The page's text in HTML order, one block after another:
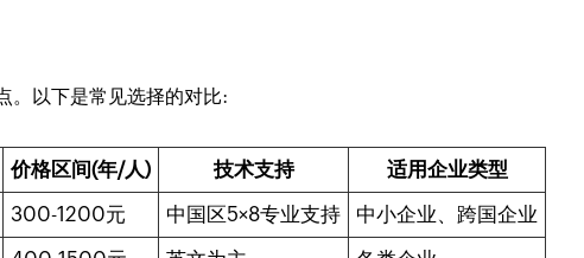
。以下是常见选择的对比:
价格区间(年/人) 技术支持
适用企业类型
300-1200元 中国区5×8专业支持
中小企业、跨国企业